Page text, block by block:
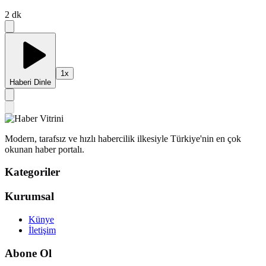
2 dk
Haberi Dinle
1x
Modern, tarafsız ve hızlı habercilik ilkesiyle Türkiye'nin en çok
okunan haber portalı.
Kategoriler
Kurumsal
Künye
İletişim
Abone Ol